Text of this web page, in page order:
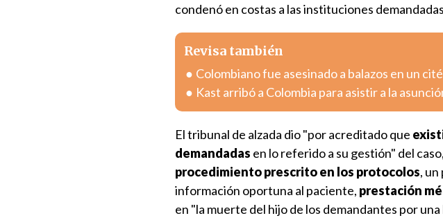
condenó en costas a las instituciones
Revisa también
Colombiano fue asesinado a balazos en un
Kast arribó a Colombia para asistir a la
El tribunal de alzada dio "por acreditado que
demandadas en lo referido a su gestión" del
procedimiento prescrito en los protocolos,
información oportuna al paciente, prestación
en "la muerte del hijo de los demandantes por